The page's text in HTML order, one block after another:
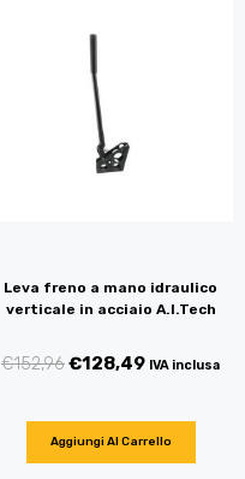
Leva freno a mano idraulico
verticale in acciaio A.I.Tech
€152,96€128,49 IVA inclusa
Aggiungi Al Carrello